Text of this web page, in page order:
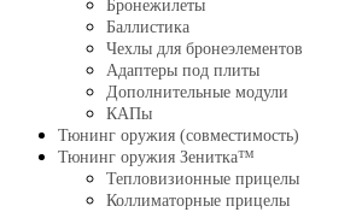
Бронежилеты
Баллистика
Чехлы для бронеэлементов
Адаптеры под плиты
Дополнительные модули
КАПы
Тюнинг оружия (совместимость)
Тюнинг оружия Зенитка™
Тепловизионные прицелы
Коллиматорные прицелы